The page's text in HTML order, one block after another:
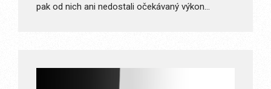
pak od nich ani nedostali očekávaný výkon…